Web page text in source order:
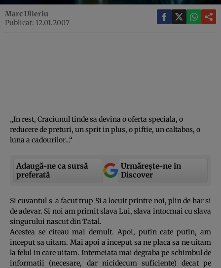
Marc Ulieriu
Publicat: 12.01.2007
„In rest, Craciunul tinde sa devina o oferta speciala, o
reducere de preturi, un sprit in plus, o piftie, un caltabos, o
luna a cadourilor…“
Adaugă-ne ca sursă
preferată
Urmărește-ne in
Discover
Si cuvantul s-a facut trup Si a locuit printre noi, plin de har si
de adevar. Si noi am primit slava Lui, slava intocmai cu slava
singurului nascut din Tatal.
Acestea se citeau mai demult. Apoi, putin cate putin, am
inceput sa uitam. Mai apoi a inceput sa ne placa sa ne uitam
la felul in care uitam. Intemeiata mai degraba pe schimbul de
informatii (necesare, dar nicidecum suficiente) decat pe